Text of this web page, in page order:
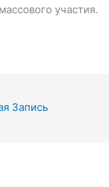
массового участия.
Запись